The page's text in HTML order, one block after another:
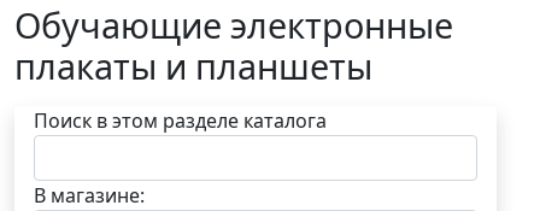
Обучающие электронные
плакаты и планшеты
Поиск в этом разделе каталога
В магазине: